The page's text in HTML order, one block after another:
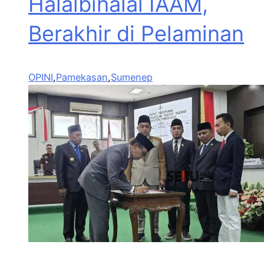
Berakhir di Pelaminan
OPINI,Pamekasan,Sumenep